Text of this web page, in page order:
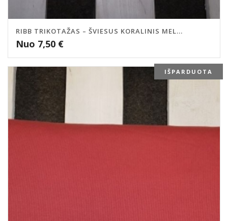
RIBB TRIKOTAŽAS – ŠVIESUS KORALINIS MEL...
Nuo 7,50 €
IŠPARDUOTA